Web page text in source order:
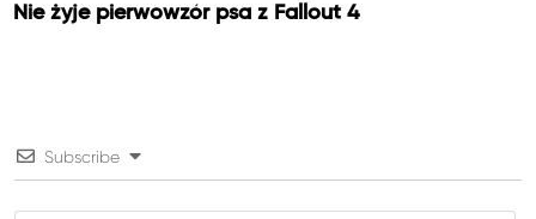
Nie żyje pierwowzór psa z Fallout 4
Subscribe